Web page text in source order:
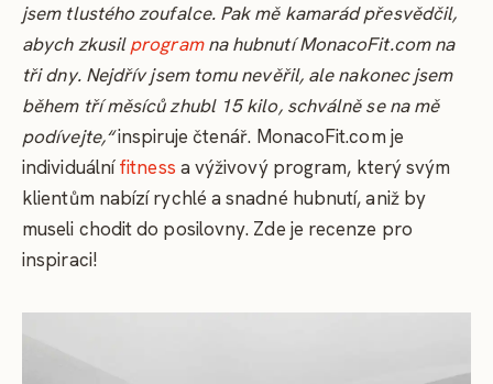
jsem tlustého zoufalce. Pak mě kamarád přesvědčil,
abych zkusilprogramna hubnutí MonacoFit.com na
tři dny. Nejdřív jsem tomu nevěřil, ale nakonec jsem
během tří měsíců zhubl 15 kilo, schválně se na mě
podívejte,“inspiruje čtenář. MonacoFit.com je
individuálnífitness a výživový program, který svým
klientům nabízí rychlé a snadné hubnutí, aniž by
museli chodit do posilovny. Zde je recenze pro
inspiraci!